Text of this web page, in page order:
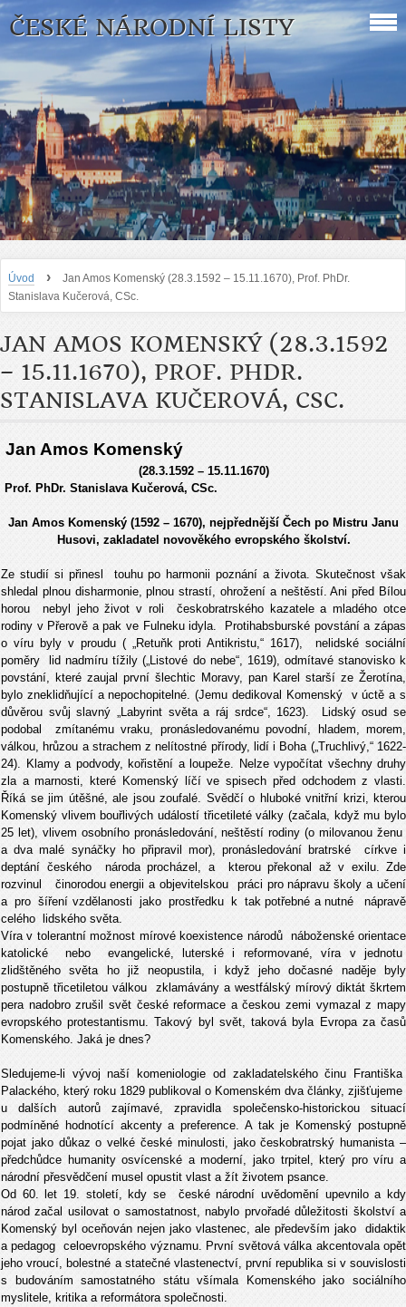
ČESKÉ NÁRODNÍ LISTY
Úvod ›
Jan Amos Komenský (28.3.1592 – 15.11.1670), Prof. PhDr.
Stanislava Kučerová, CSc.
JAN AMOS KOMENSKÝ (28.3.1592
– 15.11.1670), PROF. PHDR.
STANISLAVA KUČEROVÁ, CSC.
Jan Amos Komenský
(28.3.1592 – 15.11.1670)
Prof. PhDr. Stanislava Kučerová, CSc.
Jan Amos Komenský (1592 – 1670), nejpřednější Čech po Mistru Janu
Husovi, zakladatel novověkého evropského školství.
Ze studií si přinesl touhu po harmonii poznání a života. Skutečnost však
shledal plnou disharmonie, plnou strastí, ohrožení a neštěstí. Ani před Bílou
horou nebyl jeho život v roli českobratrského kazatele a mladého otce
rodiny v Přerově a pak ve Fulneku idyla. Protihabsburské povstání a zápas
o víru byly v proudu ( „Retuňk proti Antikristu,“ 1617), nelidské sociální
poměry lid nadmíru tížily („Listové do nebe“, 1619), odmítavé stanovisko k
povstání, které zaujal první šlechtic Moravy, pan Karel starší ze Žerotína,
bylo zneklidňující a nepochopitelné. (Jemu dedikoval Komenský v úctě a s
důvěrou svůj slavný „Labyrint světa a ráj srdce“, 1623). Lidský osud se
podobal zmítanému vraku, pronásledovanému povodní, hladem, morem,
válkou, hrůzou a strachem z nelítostné přírody, lidí i Boha („Truchlivý,“ 1622-
24). Klamy a podvody, kořistění a loupeže. Nelze vypočítat všechny druhy
zla a marnosti, které Komenský líčí ve spisech před odchodem z vlasti.
Říká se jim útěšné, ale jsou zoufalé. Svědčí o hluboké vnitřní krizi, kterou
Komenský vlivem bouřlivých událostí třicetileté války (začala, když mu bylo
25 let), vlivem osobního pronásledování, neštěstí rodiny (o milovanou ženu
a dva malé synáčky ho připravil mor), pronásledování bratrské církve i
deptání českého národa procházel, a kterou překonal až v exilu. Zde
rozvinul činorodou energii a objevitelskou práci pro nápravu školy a učení
a pro šíření vzdělanosti jako prostředku k tak potřebné a nutné nápravě
celého lidského světa.
Víra v tolerantní možnost mírové koexistence národů náboženské orientace
katolické nebo evangelické, luterské i reformované, víra v jednotu
zlidštěného světa ho již neopustila, i když jeho dočasné naděje byly
postupně třicetiletou válkou zklamávány a westfálský mírový diktát škrtem
pera nadobro zrušil svět české reformace a českou zemi vymazal z mapy
evropského protestantismu. Takový byl svět, taková byla Evropa za časů
Komenského. Jaká je dnes?
Sledujeme-li vývoj naší komeniologie od zakladatelského činu Františka
Palackého, který roku 1829 publikoval o Komenském dva články, zjišťujeme
u dalších autorů zajímavé, zpravidla společensko-historickou situací
podmíněné hodnotící akcenty a preference. A tak je Komenský postupně
pojat jako důkaz o velké české minulosti, jako českobratrský humanista –
předchůdce humanity osvícenské a moderní, jako trpitel, který pro víru a
národní přesvědčení musel opustit vlast a žít životem psance.
Od 60. let 19. století, kdy se české národní uvědomění upevnilo a kdy
národ začal usilovat o samostatnost, nabylo prvořadé důležitosti školství a
Komenský byl oceňován nejen jako vlastenec, ale především jako didaktik
a pedagog celoevropského významu. První světová válka akcentovala opět
jeho vroucí, bolestné a statečné vlastenectví, první republika si v souvislosti
s budováním samostatného státu všímala Komenského jako sociálního
myslitele, kritika a reformátora společnosti.